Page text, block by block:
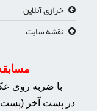
خرازی آنلاین
نقشه سایت
مسابقه
با ضربه روی عکس
در پست آخر (پست